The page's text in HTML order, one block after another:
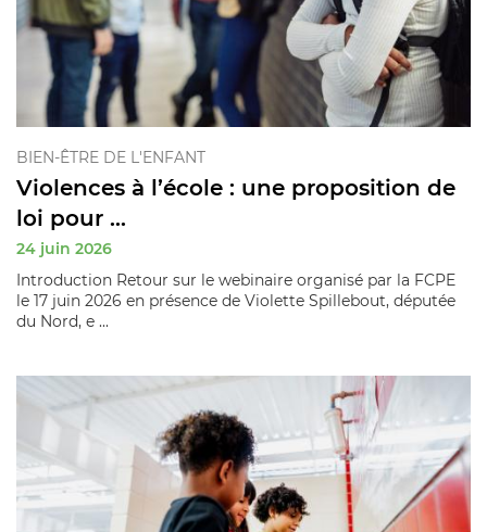
BIEN-ÊTRE DE L'ENFANT
Violences à l’école : une proposition de
loi pour ...
24 juin 2026
Introduction Retour sur le webinaire organisé par la FCPE
le 17 juin 2026 en présence de Violette Spillebout, députée
du Nord, e ...